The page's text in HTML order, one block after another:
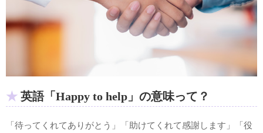
英語「Happy to help」の意味って？
「待ってくれてありがとう」「助けてくれて感謝します」「役